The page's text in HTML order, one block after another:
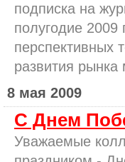
подписка на
полугодие
перспективных
развития
8 мая 2009
С Днем
Уважаемые